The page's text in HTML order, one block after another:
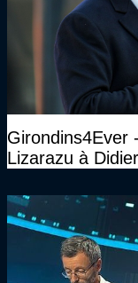
Girondins4Ever
Lizarazu à